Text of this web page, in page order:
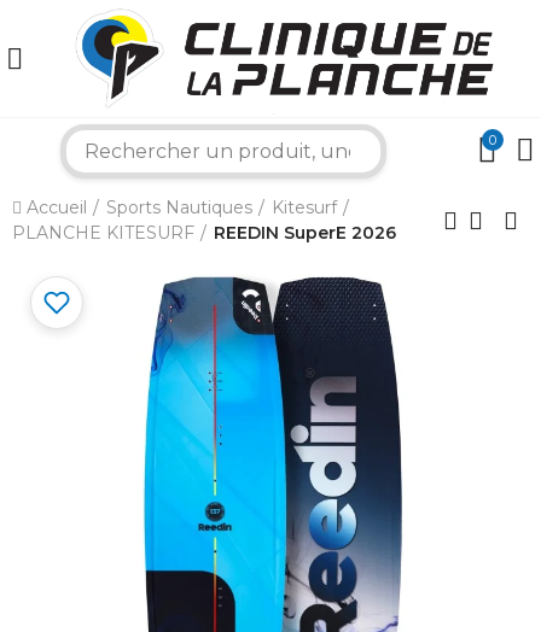
0
Accueil Sports Nautiques
Kitesurf
PLANCHE KITESURF
REEDIN SuperE 2026
Comment puis-je vous aider aujourd'hui ?